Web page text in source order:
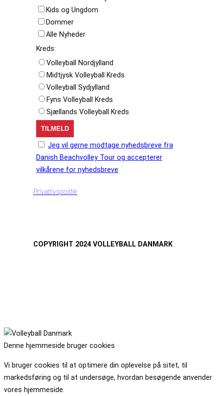
Kids og Ungdom
Dommer
Alle Nyheder
Kreds:
Volleyball Nordjylland
Midtjysk Volleyball Kreds
Volleyball Sydjylland
Fyns Volleyball Kreds
Sjællands Volleyball Kreds
Jeg vil gerne modtage nyhedsbreve fra
Danish Beachvolley Tour og accepterer
vilkårene for nyhedsbreve
Privatlivspolitik
COPYRIGHT 2024 VOLLEYBALL DANMARK
Denne hjemmeside bruger cookies
Vi bruger cookies til at optimere din oplevelse på sitet, til
markedsføring og til at undersøge, hvordan besøgende anvender
vores hjemmeside.